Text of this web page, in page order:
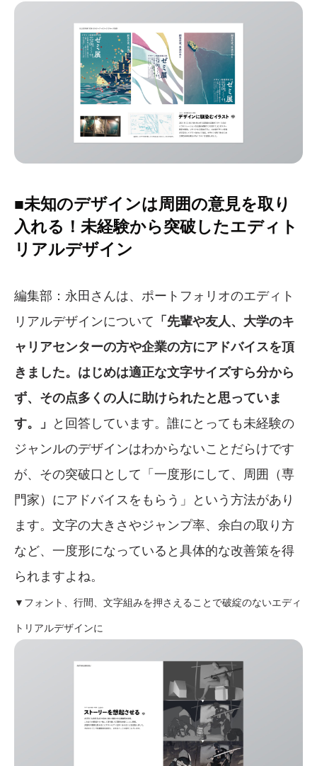
■未知のデザインは周囲の意見を取り
入れる！未経験から突破したエディト
リアルデザイン
編集部：永田さんは、ポートフォリオのエディト
リアルデザインについて 「先輩や友人、大学のキ
ャリアセンターの方や企業の方にアドバイスを頂
きました。はじめは適正な文字サイズすら分から
ず、その点多くの人に助けられたと思っていま
す。」 と回答しています。誰にとっても未経験の
ジャンルのデザインはわからないことだらけです
が、その突破口として「一度形にして、周囲（専
門家）にアドバイスをもらう」という方法があり
ます。文字の大きさやジャンプ率、余白の取り方
など、一度形になっていると具体的な改善策を得
られますよね。
▼フォント、行間、文字組みを押さえることで破綻のないエディ
トリアルデザインに